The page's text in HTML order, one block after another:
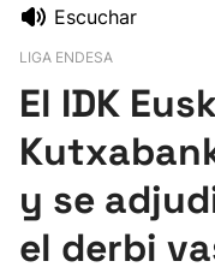
Pelota
Remo
Escuchar
LIGA ENDESA
El IDK
y se
el derbi